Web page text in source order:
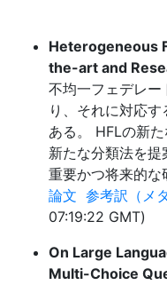
Heterogeneous
the-art and
不均一フェデレ
り、それに対応
ある。 HFLの新
新たな分類法を
重要かつ将来的な
論文 参考訳（メ
07:19:22 GMT)
On Large
Multi-Choice